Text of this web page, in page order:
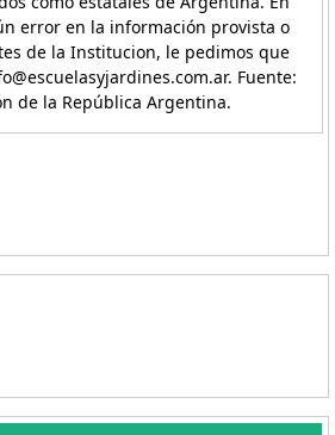
error en la información provista o
de la Institucion, le pedimos que
Fuente:
de la República Argentina.